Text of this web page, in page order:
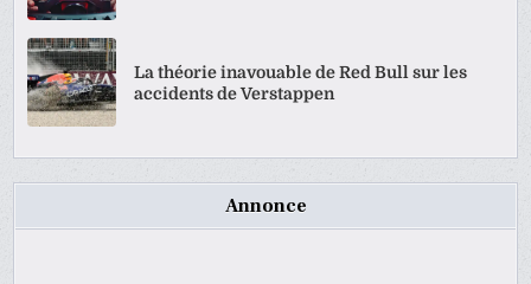
La théorie inavouable de Red Bull sur les
accidents de Verstappen
Annonce